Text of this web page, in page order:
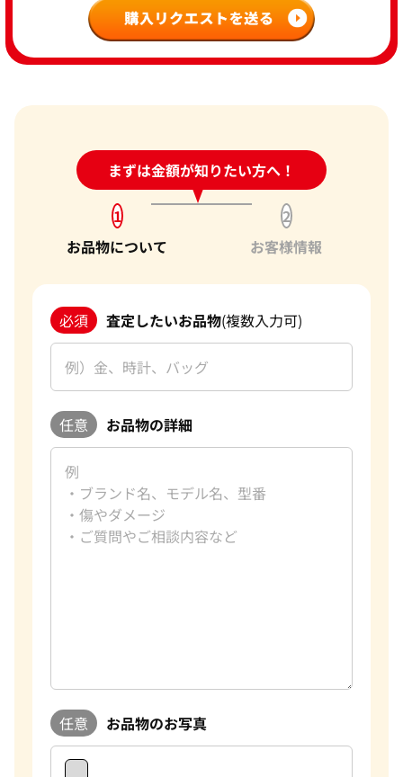
まずは金額が知りたい方へ！
24時間受付中!問い合わせフォーム
1
お品物について
2
お客様情報
必須 査定したいお品物(複数入力可)
任意 お品物の詳細
任意 お品物のお写真